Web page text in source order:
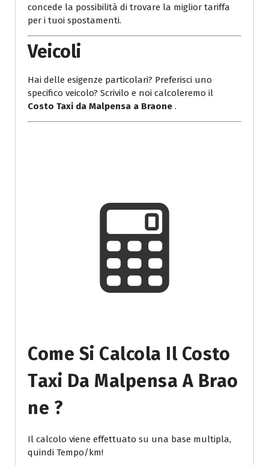
concede la possibilità di trovare la miglior tariffa
per i tuoi spostamenti.
Veicoli
Hai delle esigenze particolari? Preferisci uno
specifico veicolo? Scrivilo e noi calcoleremo il
Costo Taxi da Malpensa a Braone .
Come Si Calcola Il Costo
Taxi Da Malpensa A Brao
Ne ?
Il calcolo viene effettuato su una base multipla,
quindi Tempo/km!